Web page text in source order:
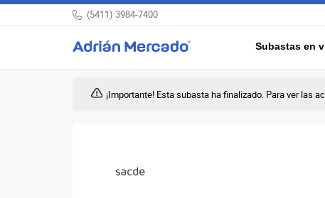
(5411) 3984-7400
Subastas en
¡Importante! Esta subasta ha finalizado. Para ver las